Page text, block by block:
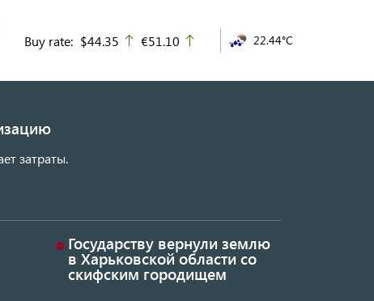
Buy rate: $44.35 up
€51.10 22.44°C
затраты.
Государству вернули землю
в Харьковской области со
скифским городищем